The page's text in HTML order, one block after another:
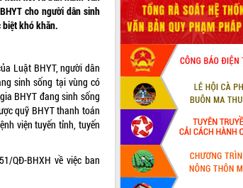
cho người dân sinh
biệt khó khăn.
Luật BHYT, người dân
sinh sống tại vùng có
BHYT đang sinh sống
quỹ BHYT thanh toán
viện tuyến tỉnh, tuyến
QĐ-BHXH về việc ban